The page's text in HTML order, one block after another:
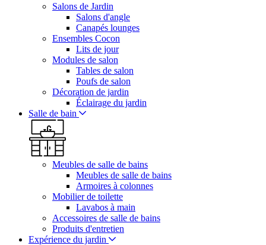
Salons de Jardin
Salons d'angle
Canapés lounges
Ensembles Cocon
Lits de jour
Modules de salon
Tables de salon
Poufs de salon
Décoration de jardin
Éclairage du jardin
Salle de bain
Meubles de salle de bains
Meubles de salle de bains
Armoires à colonnes
Mobilier de toilette
Lavabos à main
Accessoires de salle de bains
Produits d'entretien
Expérience du jardin